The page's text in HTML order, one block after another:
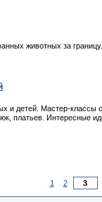
животных за
и детей. Мастер-
платьев. Интересные
1 2